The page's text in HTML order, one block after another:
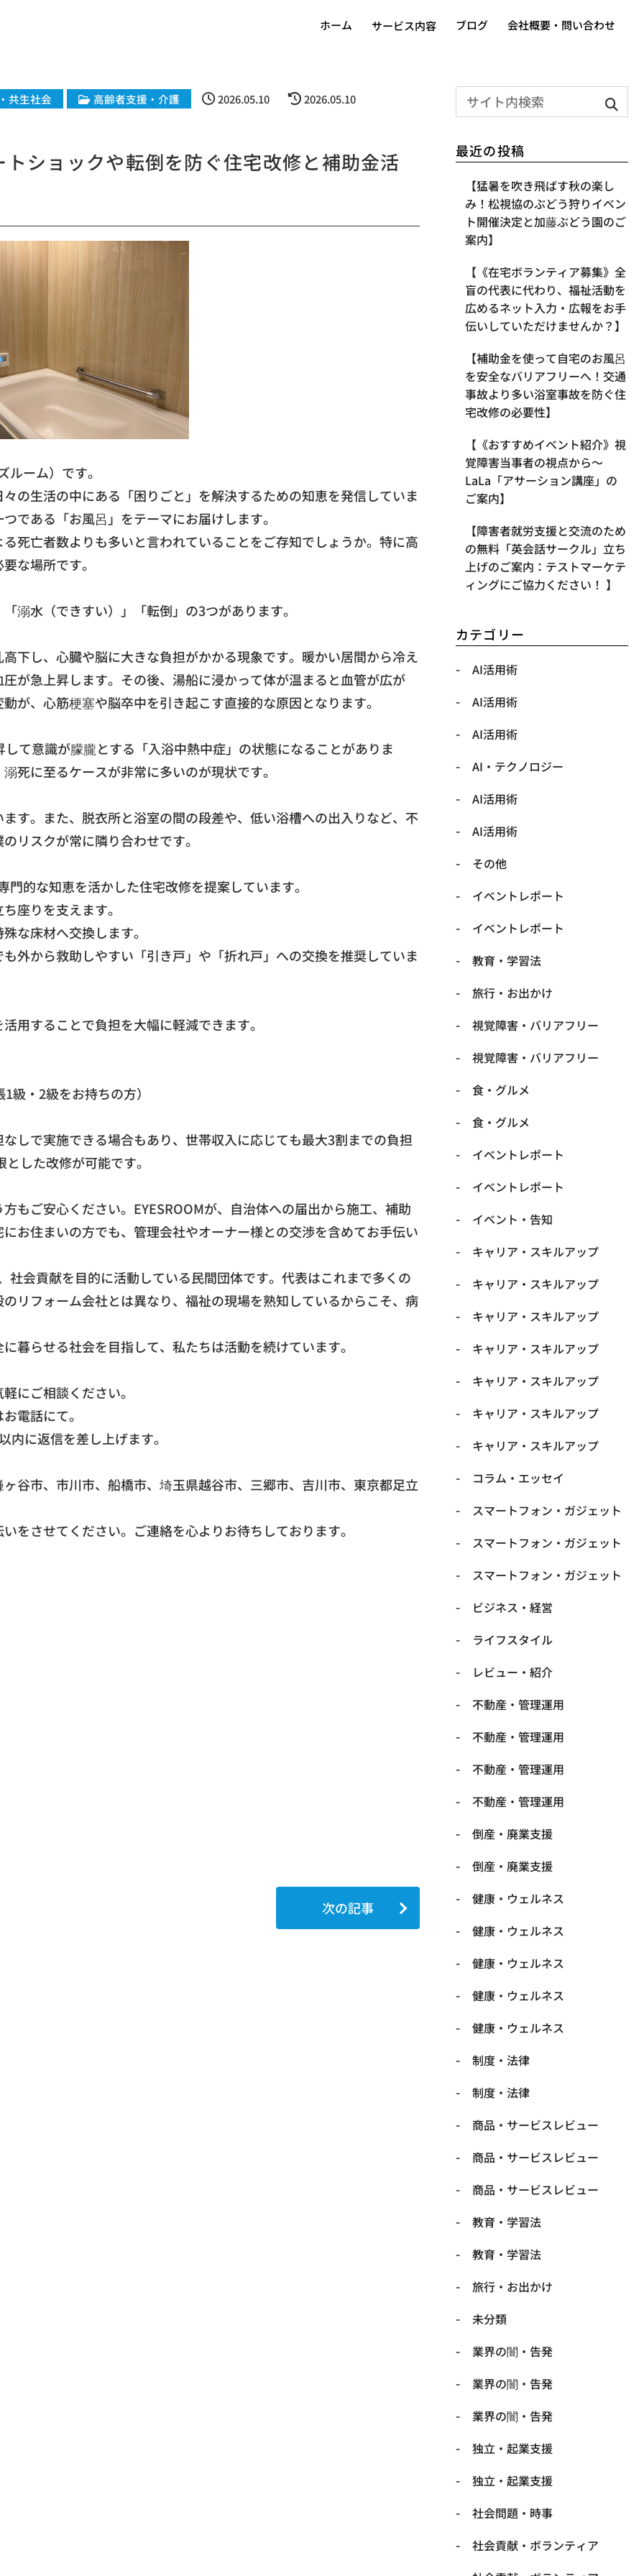
ホーム サービス内容 ブログ 会社概要・問い合わせ
共生社会 高齢者支援・介護 2026.05.10 2026.05.10
ショックや転倒を防ぐ住宅改修と補助金活
ルーム）です。
々の生活の中にある「困りごと」 を解決するための知恵を発信していま
である「お風呂」 をテーマにお届けします。
死亡者数よりも多いと言われていることをご存知でしょうか。特に高
な場所です。
溺水（できすい）」「転倒」の3つがあります。
下し、 心臓や脳に大きな負担がかかる現象です。 暖かい居間から冷え
が急上昇します。その後、 湯船に浸かって体が温まると血管が広が
が、 心筋梗塞や脳卒中を引き起こす直接的な原因となります。
て意識が朦朧とする「入浴中熱中症」 の状態になることがありま
溺死に至るケースが非常に多いのが現状です。
す。また、 脱衣所と浴室の間の段差や、低い浴槽への出入りなど、 不
リスクが常に隣り合わせです。
門的な知恵を活かした住宅改修を提案しています。
座りを支えます。
な床材へ交換します。
外から救助しやすい「引き戸」や「折れ戸」への交換を推奨していま
用することで負担を大幅に軽減できます。
級・ 2級をお持ちの方）
しで実施できる場合もあり、 世帯収入に応じても最大3割までの負担
とした改修が可能です。
もご安心ください。EYESROOMが、 自治体への届出から施工、 補助
お住まいの方でも、 管理会社やオーナー様との交渉を含めてお手伝い
社会貢献を目的に活動している民間団体です。 代表はこれまで多くの
リフォーム会社とは異なり、 福祉の現場を熟知しているからこそ、 病
暮らせる社会を目指して、 私たちは活動を続けています。
にご相談ください。
電話にて。
内に返信を差し上げます。
谷市、市川市、船橋市、埼玉県越谷市、三郷市、 吉川市、東京都足立
をさせてください。 ご連絡を心よりお待ちしております。
次の記事
最近の投稿
【​猛暑を吹き飛ばす秋の楽し
み！松視協のぶどう狩りイベン
ト開催決定と加藤ぶどう園のご
案内】
【《在宅ボランティア募集》全
盲の代表に代わり、福祉活動を
広めるネット入力・広報をお手
伝いしていただけませんか？】
【補助金を使って自宅のお風呂
を安全なバリアフリーへ！交通
事故より多い浴室事故を防ぐ住
宅改修の必要性】
【《おすすめイベント紹介》視
覚障害当事者の視点から〜
LaLa「アサーション講座」の
ご案内】
【​障害者就労支援と交流のため
の無料「英会話サークル」立ち
上げのご案内：テストマーケテ
ィングにご協力ください！ 】
カテゴリー
AI活用術
AI活用術
AI活用術
​AI・テクノロジー
​AI活用術
​AI活用術
​その他
​イベントレポート
​イベントレポート
​教育・学習法
​旅行・お出かけ
​視覚障害・バリアフリー
​視覚障害・バリアフリー
​食・グルメ
​食・グルメ
イベントレポート
イベントレポート
イベント・告知
キャリア・スキルアップ
キャリア・スキルアップ
キャリア・スキルアップ
キャリア・スキルアップ
キャリア・スキルアップ
キャリア・スキルアップ
キャリア・スキルアップ
コラム・エッセイ
スマートフォン・ガジェット
スマートフォン・ガジェット
スマートフォン・ガジェット
ビジネス・経営
ライフスタイル
レビュー・紹介
不動産・管理運用
不動産・管理運用
不動産・管理運用
不動産・管理運用
倒産・廃業支援
倒産・廃業支援
健康・ウェルネス
健康・ウェルネス
健康・ウェルネス
健康・ウェルネス
健康・ウェルネス
制度・法律
制度・法律
商品・サービスレビュー
商品・サービスレビュー
商品・サービスレビュー
教育・学習法
教育・学習法
旅行・お出かけ
未分類
業界の闇・告発
業界の闇・告発
業界の闇・告発
独立・起業支援
独立・起業支援
社会問題・時事
社会貢献・ボランティア